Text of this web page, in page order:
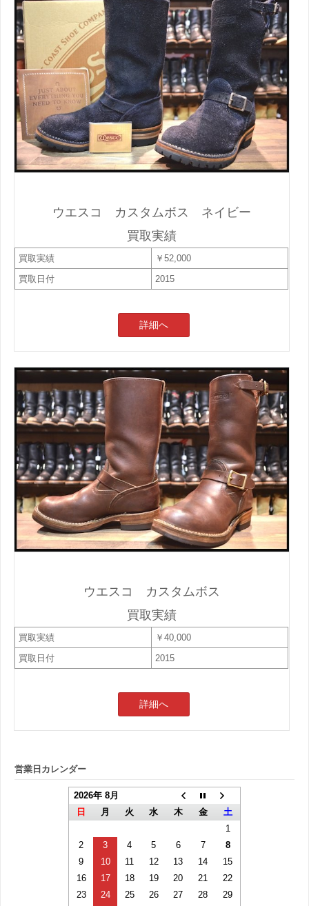
ウエスコ カスタムボス ネイビー
買取実績
買取実績
￥52,000
買取日付
2015
詳細へ
ウエスコ カスタムボス
買取実績
買取実績
￥40,000
買取日付
2015
詳細へ
営業日カレンダー
2026年 8月
日
月 火 水 木 金
土
1
2
3 4 5 6 7
8
9
10 11 12 13 14
15
16
17 18 19 20 21
22
23
24 25 26 27 28
29